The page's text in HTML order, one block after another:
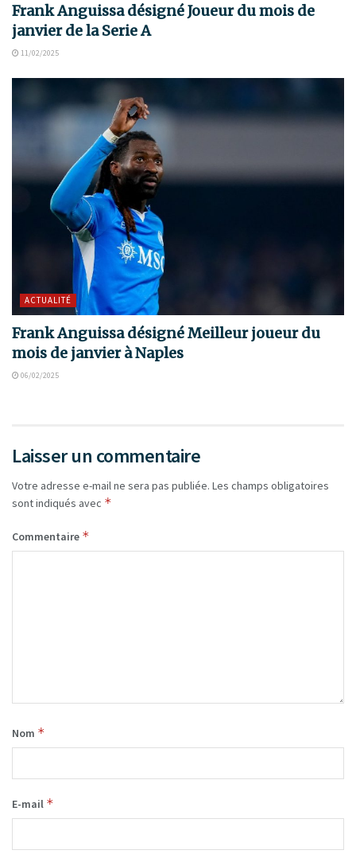
Frank Anguissa désigné Joueur du mois de
janvier de la Serie A
11/02/2025
ACTUALITÉ
Frank Anguissa désigné Meilleur joueur du
mois de janvier à Naples
06/02/2025
Laisser un commentaire
Votre adresse e-mail ne sera pas publiée. Les champs obligatoires
sont indiqués avec *
Commentaire *
Nom *
E-mail *